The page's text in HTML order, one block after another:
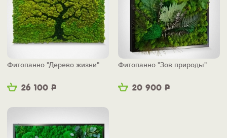
26 100 Р
Фитопанно "Дерево жизни"
20 900 Р
Фитопанно "Зов природы"